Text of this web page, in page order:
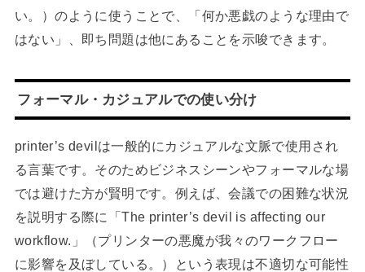
い。）のように使うことで、「何か悪戯のような理由で
はない」、即ち問題は他にあることを示唆できます。
フォーマル・カジュアルでの使い分け
printer’s devilは一般的にカジュアルな文脈で使用され
る言葉です。そのためビジネスシーンやフォーマルな場
では避けた方が賢明です。例えば、会議での困難な状況
を説明する際に「The printer’s devil is affecting our
workflow.」（プリンターの悪魔が我々のワークフロー
に影響を及ぼしている。）という表現は不適切な可能性